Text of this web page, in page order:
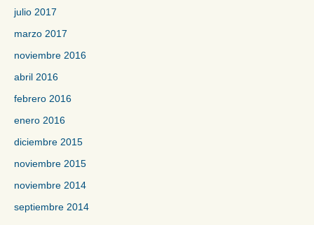
julio 2017
marzo 2017
noviembre 2016
abril 2016
febrero 2016
enero 2016
diciembre 2015
noviembre 2015
noviembre 2014
septiembre 2014